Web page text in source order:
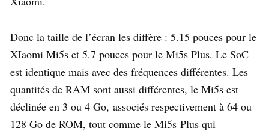
Donc la taille de l’écran les diffère : 5.15 pouces pour le
XIaomi Mi5s et 5.7 pouces pour le Mi5s Plus. Le SoC
est identique mais avec des fréquences différentes. Les
quantités de RAM sont aussi différentes, le Mi5s est
déclinée en 3 ou 4 Go, associés respectivement à 64 ou
128 Go de ROM, tout comme le Mi5s Plus qui